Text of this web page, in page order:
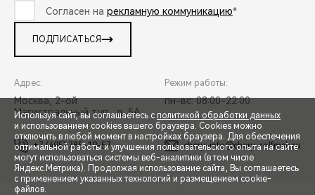
СПЕЦПРЕДЛОЖЕНИЯ
Согласен на рекламную коммуникацию*
ПОДПИСАТЬСЯ
Адрес:
Москва, 2-ой
Магистральный туп., д. 5А
Режим работы:
пн-вс: 08:00-22:00
+7 (495) 785-19-57 chery-info@chery-rolfmsk.ru
Используя сайт, вы соглашаетесь с политикой обработки данных
и использованием cookies вашего браузера. Cookies можно
отключить в любой момент в настройках браузера. Для обеспечения
оптимальной работы и улучшения пользовательского опыта на сайте
могут использоваться системы веб-аналитики (в том числе
Яндекс.Метрика). Продолжая использование сайта, Вы соглашаетесь
с применением указанных технологий и размещением cookie-
файлов.